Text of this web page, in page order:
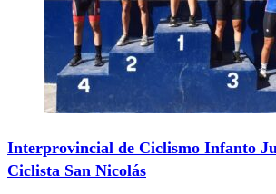
Interprovincial de Ciclismo Infanto
Ciclista San Nicolás